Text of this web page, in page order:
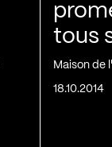
tous
Maison de
18.10.2014